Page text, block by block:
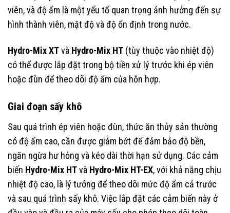
viên, và độ ẩm là một yếu tố quan trọng ảnh hưởng đến sự
hình thành viên, mật độ và độ ổn định trong nước.
Hydro-Mix XTvà Hydro-Mix HT (tùy thuộc vào nhiệt độ)
có thể được lắp đặt trong bộ tiền xử lý trước khi ép viên
hoặc đùn để theo dõi độ ẩm của hỗn hợp.
Giai đoạn sấy khô
Sau quá trình ép viên hoặc đùn, thức ăn thủy sản thường
có độ ẩm cao, cần được giảm bớt để đảm bảo độ bền,
ngăn ngừa hư hỏng và kéo dài thời hạn sử dụng. Các cảm
biến Hydro-Mix HTvà Hydro-Mix HT-EX, với khả năng chịu
nhiệt độ cao, là lý tưởng để theo dõi mức độ ẩm cả trước
và sau quá trình sấy khô. Việc lắp đặt các cảm biến này ở